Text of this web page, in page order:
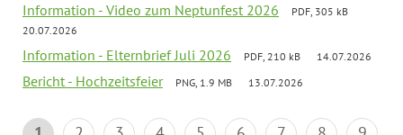
Information - Video zum Neptunfest 2026
PDF, 305 kB
20.07.2026
Information - Elternbrief Juli 2026 PDF, 210 kB 14.07.2026
Bericht - Hochzeitsfeier PNG, 1.9 MB 13.07.2026